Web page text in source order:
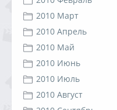
2010 Март
2010 Апрель
2010 Май
2010 Июнь
2010 Июль
2010 Август